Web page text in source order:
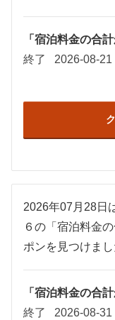
「宿泊料金の合
終了
2026-08-21
2026年07月28日
６の「宿泊料金
ポンを見つけまし
「宿泊料金の合
終了
2026-08-31